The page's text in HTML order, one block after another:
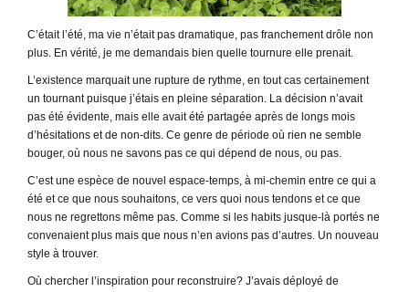
C’était l’été, ma vie n’était pas dramatique, pas franchement drôle non
plus. En vérité, je me demandais bien quelle tournure elle prenait.
L’existence marquait une rupture de rythme, en tout cas certainement
un tournant puisque j’étais en pleine séparation. La décision n’avait
pas été évidente, mais elle avait été partagée après de longs mois
d’hésitations et de non-dits. Ce genre de période où rien ne semble
bouger, où nous ne savons pas ce qui dépend de nous, ou pas.
C’est une espèce de nouvel espace-temps, à mi-chemin entre ce qui a
été et ce que nous souhaitons, ce vers quoi nous tendons et ce que
nous ne regrettons même pas. Comme si les habits jusque-là portés ne
convenaient plus mais que nous n’en avions pas d’autres. Un nouveau
style à trouver.
Où chercher l’inspiration pour reconstruire? J’avais déployé de